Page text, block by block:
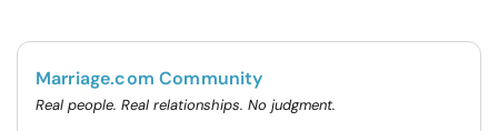
Marriage.com Community
Real people. Real relationships. No judgment.